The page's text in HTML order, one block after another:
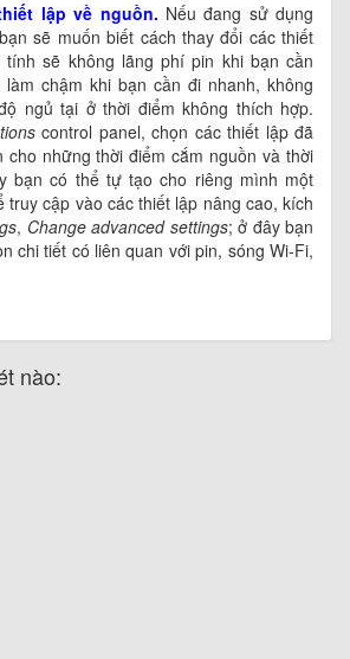
lập về nguồn. Nếu đang sử dụng
sẽ muốn biết cách thay đổi các thiết
tính sẽ không lãng phí pin khi bạn cần
chậm khi bạn cần đi nhanh, không
ngủ tại ở thời điểm không thích hợp.
control panel, chọn các thiết lập đã
cho những thời điểm cắm nguồn và thời
bạn có thể tự tạo cho riêng mình một
truy cập vào các thiết lập nâng cao, kích
, Change advanced settings; ở đây bạn
chi tiết có liên quan với pin, sóng Wi-Fi,
nào: